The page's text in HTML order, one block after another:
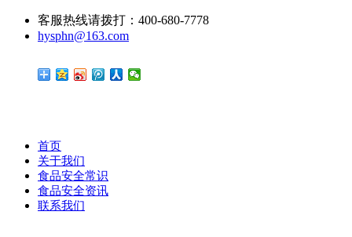
客服热线请拨打：400-680-7778
hysphn@163.com
首页
关于我们
食品安全常识
食品安全资讯
联系我们